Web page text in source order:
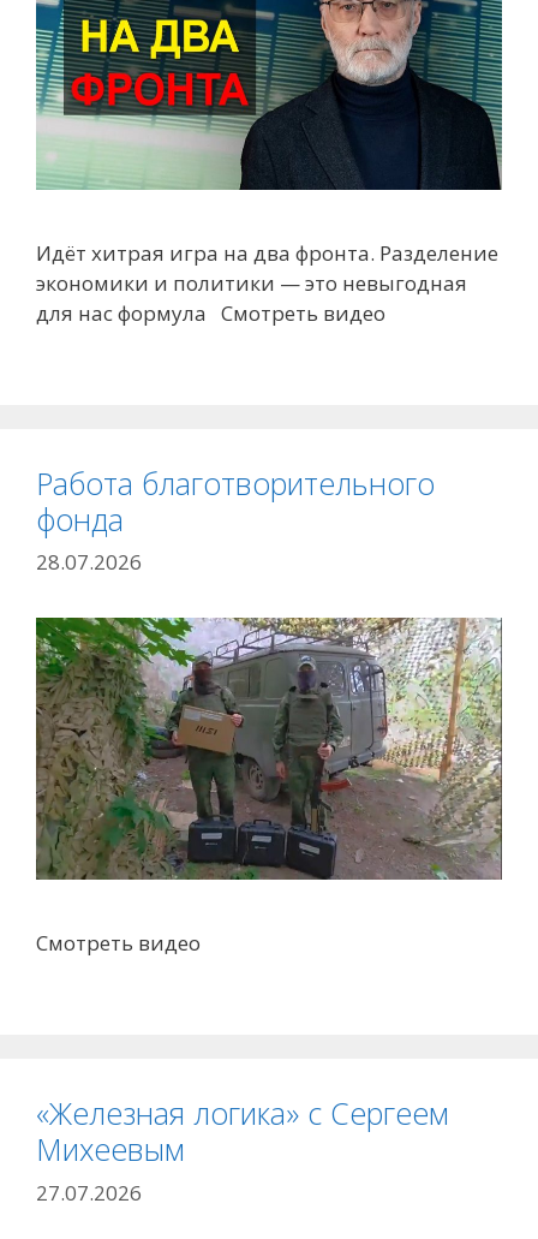
Идёт хитрая игра на два фронта. Разделение
экономики и политики — это невыгодная
для нас формула Смотреть видео
Работа благотворительного
фонда
28.07.2026
Смотреть видео
«Железная логика» с Сергеем
Михеевым
27.07.2026